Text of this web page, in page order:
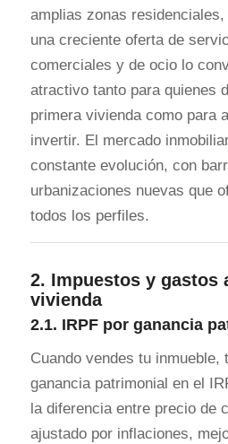
amplias zonas
una creciente oferta de
comerciales y de ocio lo
atractivo tanto para quienes
primera vivienda como para
invertir. El mercado
constante evolución, con
urbanizaciones nuevas que
todos los perfiles.
2. Impuestos y gastos
vivienda
2.1. IRPF por ganancia
Cuando vendes tu inmueble,
ganancia patrimonial en el
la diferencia entre precio de
ajustado por inflaciones,